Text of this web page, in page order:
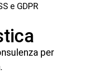
e GDPR
per